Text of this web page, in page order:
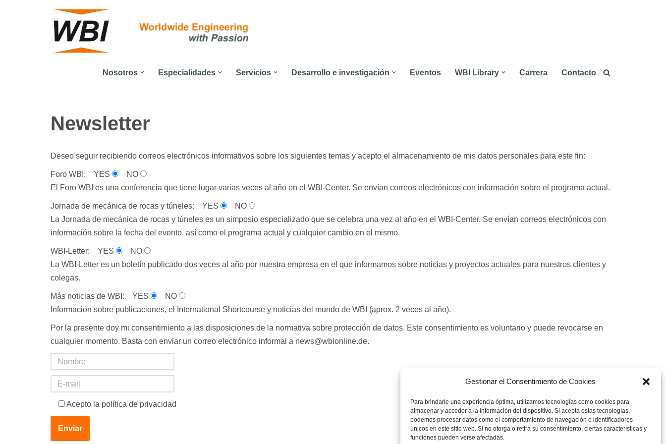
Gestionar el Consentimiento de Cookies
Para brindarle una experiencia óptima, utilizamos tecnologías como cookies para
almacenar y acceder a la información del dispositivo. Si acepta estas tecnologías,
podemos procesar datos como el comportamiento de navegación o identificadores
únicos en este sitio web. Si no otorga o retira su consentimiento, ciertas características y
funciones pueden verse afectadas.
Nosotros Especialidades Servicios Desarrollo e investigación Eventos WBI Library Carrera Contacto
Newsletter
Deseo seguir recibiendo correos electrónicos informativos sobre los siguientes temas y acepto el almacenamiento de mis datos personales para este fin:
Foro WBI: YES
NO
El Foro WBI es una conferencia que tiene lugar varias veces al año en el WBI-Center. Se envían correos electrónicos con información sobre el programa actual.
Jornada de mecánica de rocas y túneles: YES
NO
La Jornada de mecánica de rocas y túneles es un simposio especializado que se celebra una vez al año en el WBI-Center. Se envían correos electrónicos con
información sobre la fecha del evento, así como el programa actual y cualquier cambio en el mismo.
WBI-Letter: YES
NO
La WBI-Letter es un boletín publicado dos veces al año por nuestra empresa en el que informamos sobre noticias y proyectos actuales para nuestros clientes y
colegas.
Más noticias de WBI: YES
NO
Información sobre publicaciones, el International Shortcourse y noticias del mundo de WBI (aprox. 2 veces al año).
Por la presente doy mi consentimiento a las disposiciones de la normativa sobre protección de datos. Este consentimiento es voluntario y puede revocarse en
cualquier momento. Basta con enviar un correo electrónico informal a news@wbionline.de.
Acepto la política de privacidad